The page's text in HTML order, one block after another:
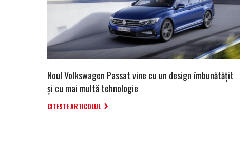
Noul Volkswagen Passat vine cu un design îmbunătățit
și cu mai multă tehnologie
CITESTE ARTICOLUL